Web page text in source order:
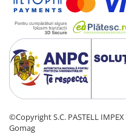
©Copyright S.C. PASTELL IMPEX
Gomag